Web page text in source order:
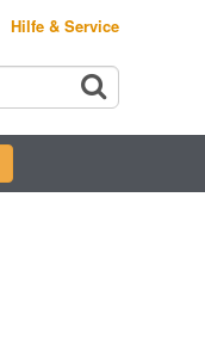
Hilfe & Service